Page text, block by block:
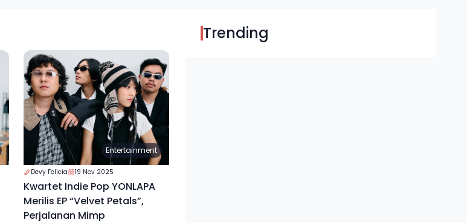
Entertainment
Devy Felicia 19 Nov 2025
Kwartet Indie Pop YONLAPA
Merilis EP “Velvet Petals”,
Perjalanan Mimp
Trending